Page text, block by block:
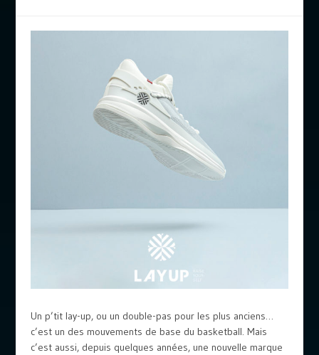
Un p’tit lay-up, ou un double-pas pour les plus anciens…
c’est un des mouvements de base du basketball. Mais
c’est aussi, depuis quelques années, une nouvelle marque